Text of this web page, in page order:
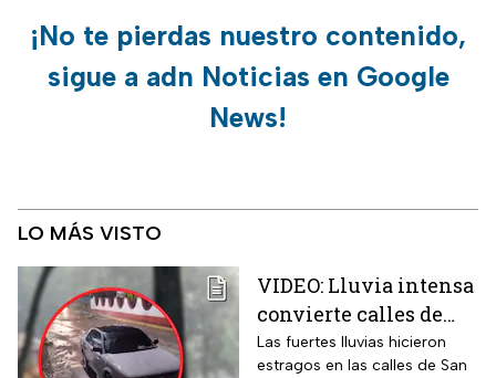
¡No te pierdas nuestro contenido,
sigue a adn Noticias en Google
News!
LO MÁS VISTO
VIDEO: Lluvia intensa
convierte calles de
Tlalpan en ríos
Las fuertes lluvias hicieron
estragos en las calles de San